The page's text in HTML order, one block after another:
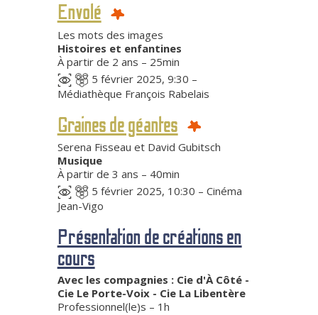
Envolé
Les mots des images
Histoires et enfantines
À partir de 2 ans – 25min
5 février 2025, 9:30 –
Médiathèque François Rabelais
Graines de géantes
Serena Fisseau et David Gubitsch
Musique
À partir de 3 ans – 40min
5 février 2025, 10:30 – Cinéma
Jean-Vigo
Présentation de créations en
cours
Avec les compagnies : Cie d'À Côté -
Cie Le Porte-Voix - Cie La Libentère
Professionnel(le)s – 1h